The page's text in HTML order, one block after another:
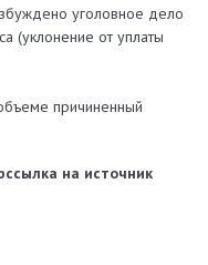
уголовное дело
(уклонение от уплаты
причиненный
на источник